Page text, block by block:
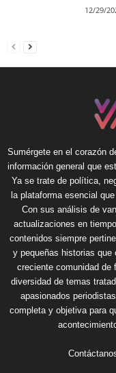
12/29/
Sumérgete en el corazón
información general que
Ya se trate de política,
la plataforma esencial
Con sus análisis de
actualizaciones en
contenidos siempre
y pequeñas historias que
creciente comunidad de
diversidad de temas
apasionados
completa y objetiva para